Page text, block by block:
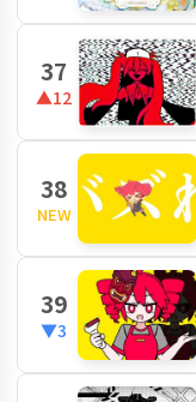
37
▲12
38
NEW
39
▼3